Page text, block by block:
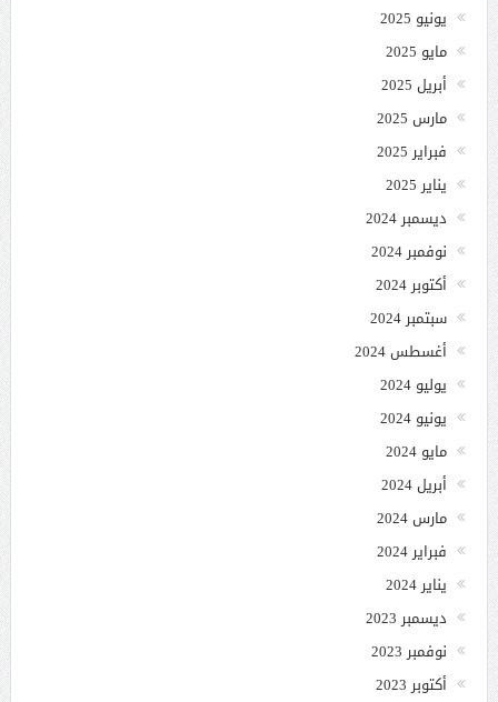
يونيو 2025
مايو 2025
أبريل 2025
مارس 2025
فبراير 2025
يناير 2025
ديسمبر 2024
نوفمبر 2024
أكتوبر 2024
سبتمبر 2024
أغسطس 2024
يوليو 2024
يونيو 2024
مايو 2024
أبريل 2024
مارس 2024
فبراير 2024
يناير 2024
ديسمبر 2023
نوفمبر 2023
أكتوبر 2023